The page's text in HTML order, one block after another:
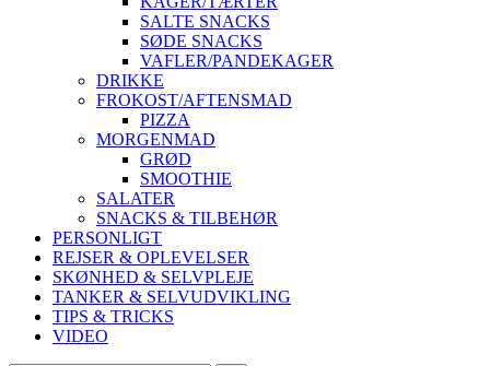
SALTE SNACKS
SØDE SNACKS
VAFLER/PANDEKAGER
DRIKKE
FROKOST/AFTENSMAD
PIZZA
MORGENMAD
GRØD
SMOOTHIE
SALATER
SNACKS & TILBEHØR
PERSONLIGT
REJSER & OPLEVELSER
SKØNHED & SELVPLEJE
TANKER & SELVUDVIKLING
TIPS & TRICKS
VIDEO